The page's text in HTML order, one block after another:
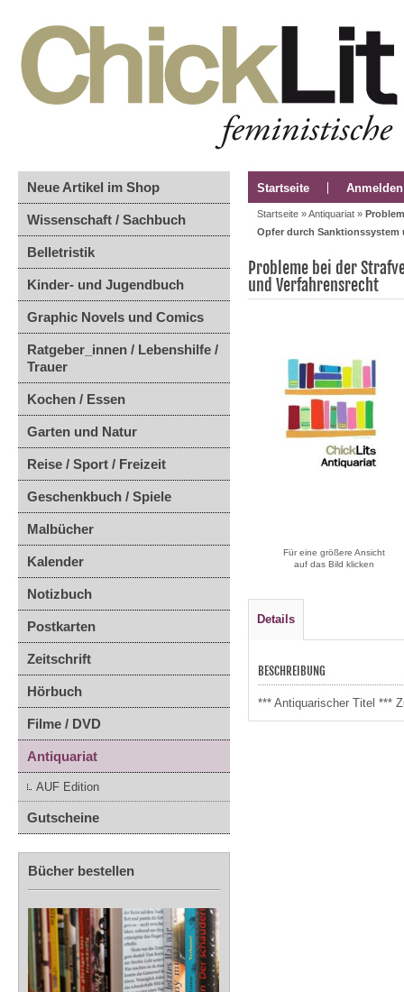
Neue Artikel im Shop
Wissenschaft / Sachbuch
Belletristik
Kinder- und Jugendbuch
Graphic Novels und Comics
Ratgeber_innen / Lebenshilfe /
Trauer
Kochen / Essen
Garten und Natur
Reise / Sport / Freizeit
Geschenkbuch / Spiele
Malbücher
Kalender
Notizbuch
Postkarten
Zeitschrift
Hörbuch
Filme / DVD
Antiquariat
AUF Edition
Gutscheine
Bücher bestellen
Startseite Anmelden
Startseite »Antiquariat »
Opfer durch Sanktionssystem
Probleme bei der
und Verfahrensrecht
Für eine größere Ansicht
auf das Bild klicken
Details
BESCHREIBUNG
*** Antiquarischer Titel ***